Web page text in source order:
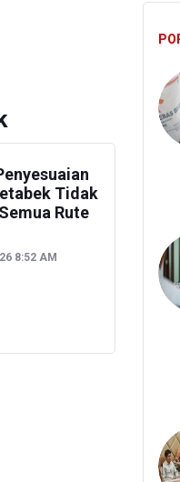
Tidak
Rute
8:52 AM